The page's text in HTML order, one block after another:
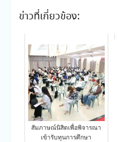
ข่าวที่เกี่ยวข้อง:
สัมภาษณ์นิสิตเพื่อพิจารณา
เข้ารับทุนการศึกษา